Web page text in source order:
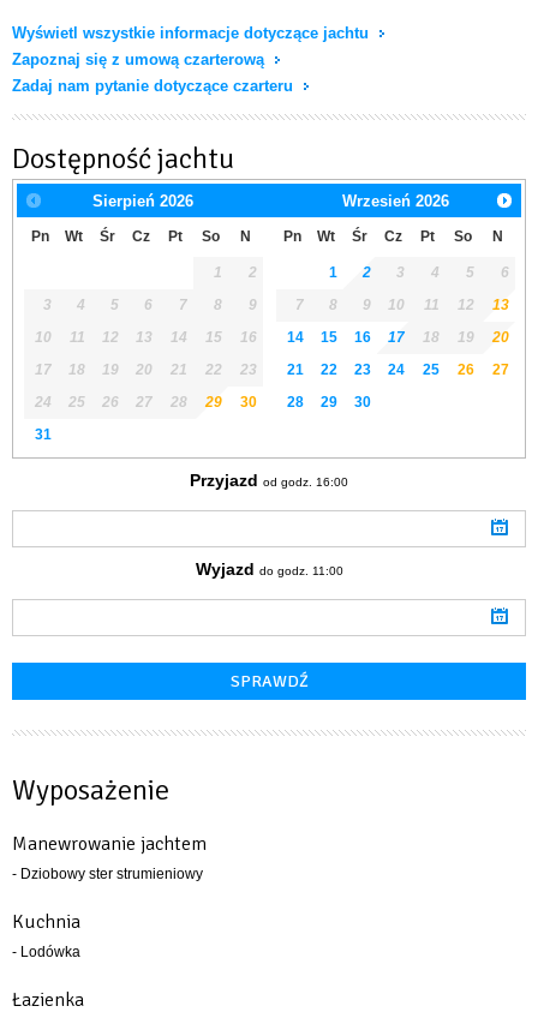
Wyświetl wszystkie informacje dotyczące jachtu
Zapoznaj się z umową czarterową
Zadaj nam pytanie dotyczące czarteru
Dostępność jachtu
Sierpień 2026
Pn Wt Śr Cz Pt So N
1
2
3
4 5 6 7 8
9
10
11 12 13 14 15
16
17
18 19 20 21 22
23
24
25 26 27 28 29
30
31
Wrzesień 2026
Pn Wt Śr Cz Pt So N
1 2 3 4 5
6
7
8 9 10 11 12
13
14
15 16 17 18 19
20
21
22 23 24 25 26
27
28
29 30
Przyjazd od godz. 16:00
Wyjazd do godz. 11:00
Wyposażenie
Manewrowanie jachtem
- Dziobowy ster strumieniowy
Kuchnia
- Lodówka
Łazienka